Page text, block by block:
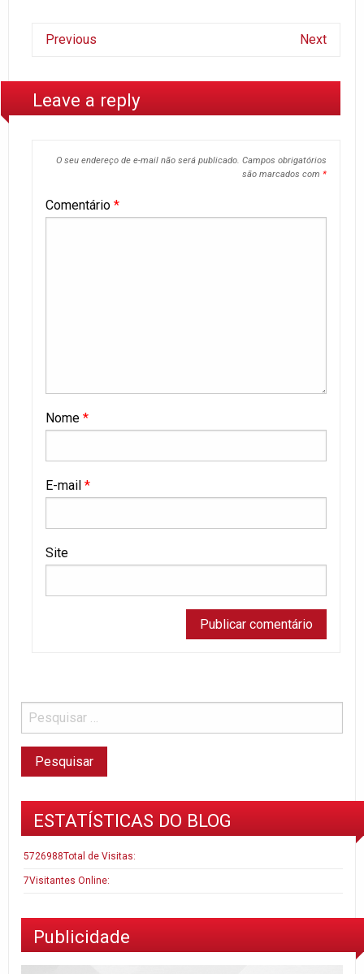
Previous Next
Leave a reply
O seu endereço de e-mail não será publicado. Campos obrigatórios
são marcados com *
Comentário *
Nome *
E-mail *
Site
ESTATÍSTICAS DO BLOG
5726988Total de Visitas:
7Visitantes Online:
Publicidade